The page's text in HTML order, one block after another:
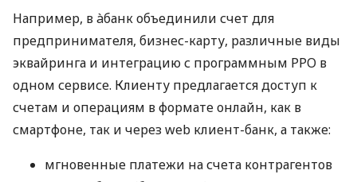
Например, в àбанк объединили счет для
предпринимателя, бизнес-карту, различные виды
эквайринга и интеграцию с программным РРО в
одном сервисе. Клиенту предлагается доступ к
счетам и операциям в формате онлайн, как в
смартфоне, так и через web клиент-банк, а также:
мгновенные платежи на счета контрагентов